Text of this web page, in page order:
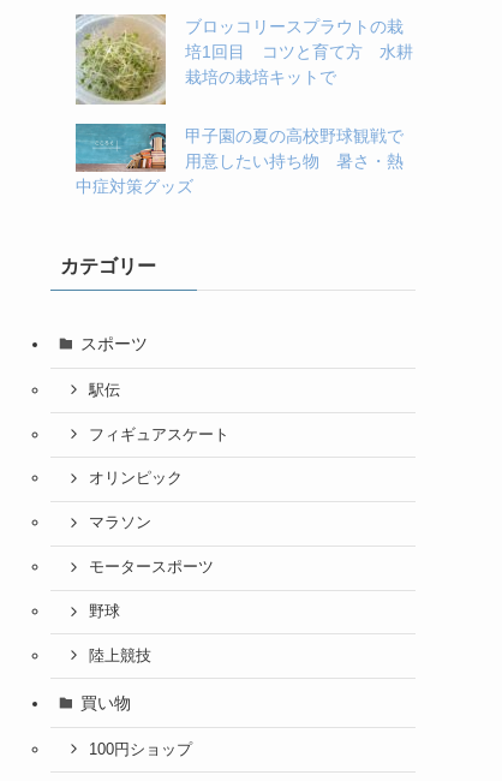
ブロッコリースプラウトの栽
培1回目 コツと育て方 水耕
栽培の栽培キットで
甲子園の夏の高校野球観戦で
用意したい持ち物 暑さ・熱
中症対策グッズ
カテゴリー
スポーツ
駅伝
フィギュアスケート
オリンピック
マラソン
モータースポーツ
野球
陸上競技
買い物
100円ショップ